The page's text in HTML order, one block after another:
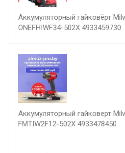
Аккумуляторный гайковёрт
ONEFHIWF34-502X 4933459730
Аккумуляторный гайковерт
FMTIW2F12-502X 4933478450